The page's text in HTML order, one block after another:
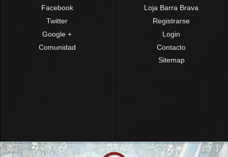
Facebook
Twitter
Google +
Comunidad
Loja Barra Brava
Registrarse
Login
Contacto
Sitemap